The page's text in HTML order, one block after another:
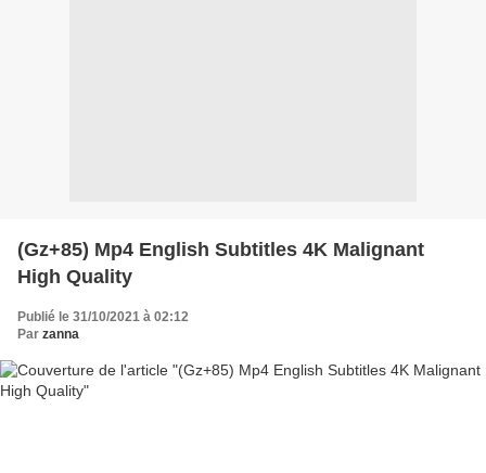
(Gz+85) Mp4 English Subtitles 4K Malignant
High Quality
Publié le 31/10/2021 à 02:12
Par zanna